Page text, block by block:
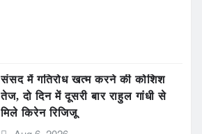
संसद में गतिरोध खत्म करने की कोशिश
तेज, दो दिन में दूसरी बार राहुल गांधी से
मिले किरेन रिजिजू